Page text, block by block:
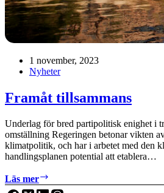
1 november, 2023
Nyheter
Framåt tillsammans
Underlag för bred partipolitisk enighet i
omställning Regeringen betonar vikten
klimatpolitik, och har i arbetet med den
handlingsplanen potential att etablera…
Läs mer
tillsammans